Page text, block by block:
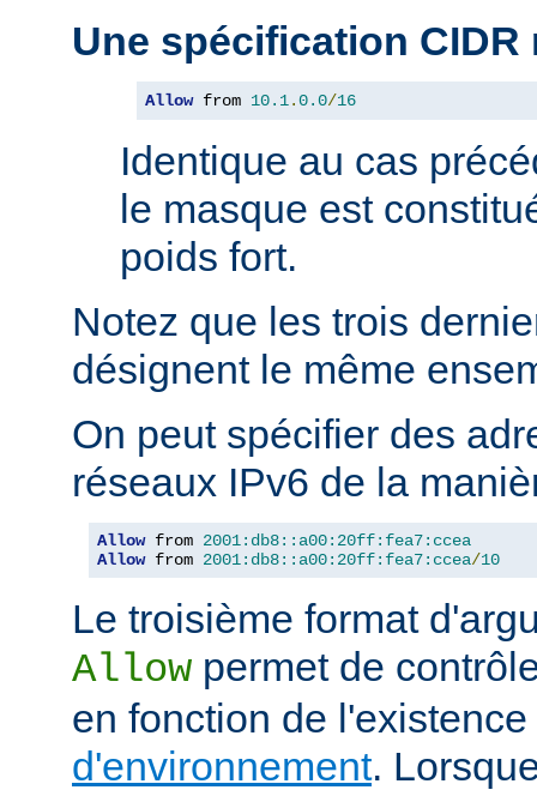
Une spécification CIDR
Allow from 10.1.0.0/16
Identique au cas
le masque est
poids fort.
Notez que les trois
désignent le même
On peut spécifier des
réseaux IPv6 de la
Allow from 2001:db8::a00:20ff:fea7:ccea
Allow from 2001:db8::a00:20ff:fea7:ccea/10
Le troisième format
Allow permet de
en fonction de
d'environnement.